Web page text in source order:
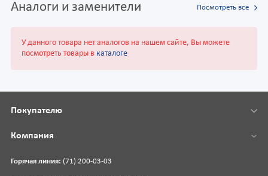
Аналоги и заменители Посмотреть все
У данного товара нет аналогов на нашем сайте, Вы можете
посмотреть товары в каталоге
Горячая линия: (71) 200-03-03
Покупателю
Компания